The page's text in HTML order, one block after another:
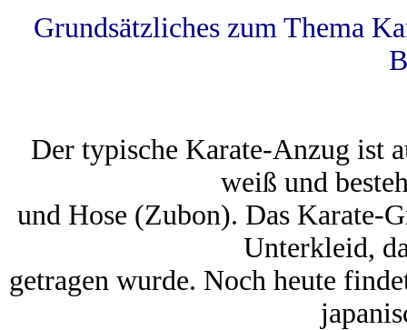
Grundsätzliches zum Thema
Der typische Karate-Anzug ist
weiß und
und Hose (Zubon). Das Karate-
Unterkleid,
getragen wurde. Noch heute